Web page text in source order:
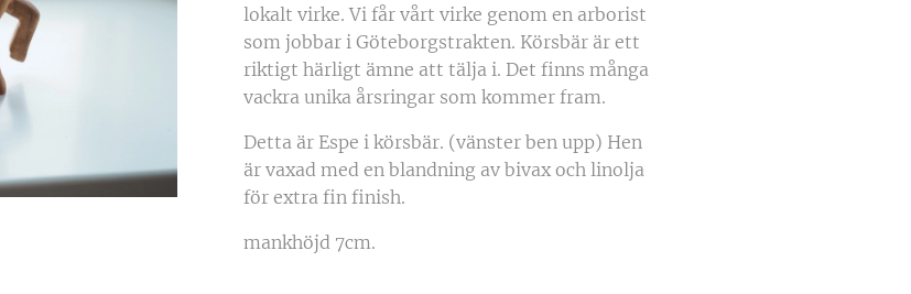
lokalt virke. Vi får vårt virke genom en arborist
som jobbar i Göteborgstrakten. Körsbär är ett
riktigt härligt ämne att tälja i. Det finns många
vackra unika årsringar som kommer fram.
Detta är Espe i körsbär. (vänster ben upp) Hen
är vaxad med en blandning av bivax och linolja
för extra fin finish.
mankhöjd 7cm.